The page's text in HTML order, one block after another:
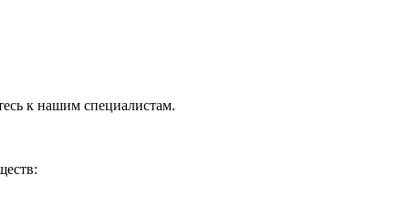
к нашим специалистам.